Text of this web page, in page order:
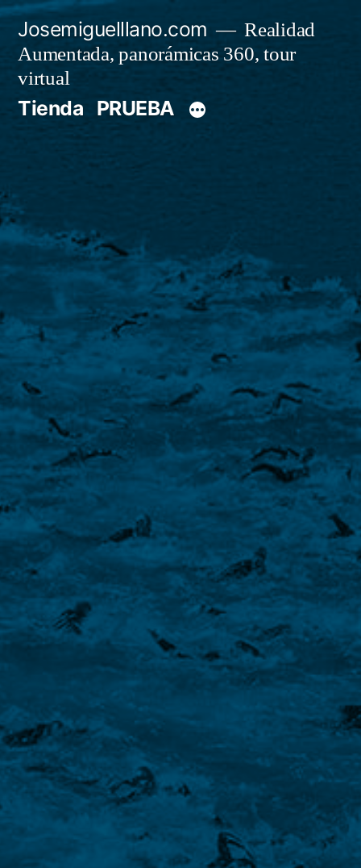
Saltar
contenido
Josemiguelllano.com
Realidad
Aumentada, panorámicas 360, tour
virtual
Tienda PRUEBA